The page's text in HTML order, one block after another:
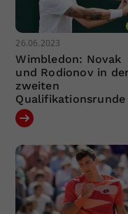
26.06.2023
Wimbledon: Novak
und Rodionov in der
zweiten
Qualifikationsrunde